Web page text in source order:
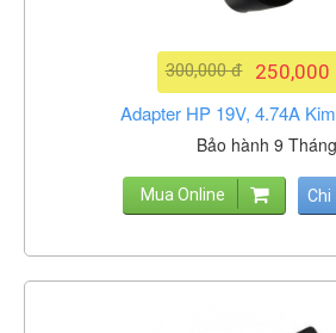
250,000
300,000 đ
Adapter HP 19V, 4.74A
Bảo hành 9 Tháng
Mua Online